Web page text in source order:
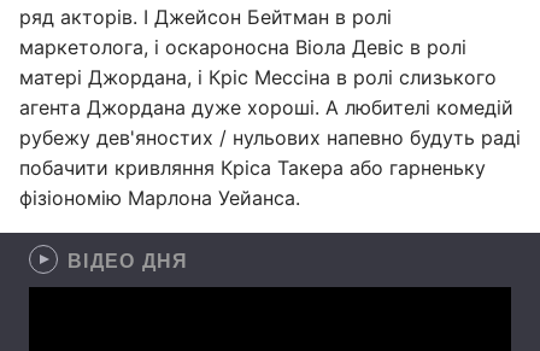
ряд акторів. І Джейсон Бейтман в ролі
маркетолога, і оскароносна Віола Девіс в ролі
матері Джордана, і Кріс Мессіна в ролі слизького
агента Джордана дуже хороші. А любителі комедій
рубежу дев'яностих / нульових напевно будуть раді
побачити кривляння Кріса Такера або гарненьку
фізіономію Марлона Уейанса.
ВІДЕО ДНЯ